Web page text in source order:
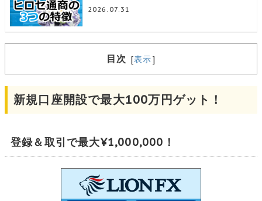
2026.07.31
目次 [表示]
新規口座開設で最大100万円ゲット！
登録＆取引で最大¥1,000,000！